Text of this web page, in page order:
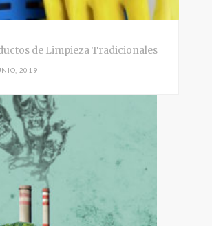
de Limpieza Tradicionales
2019